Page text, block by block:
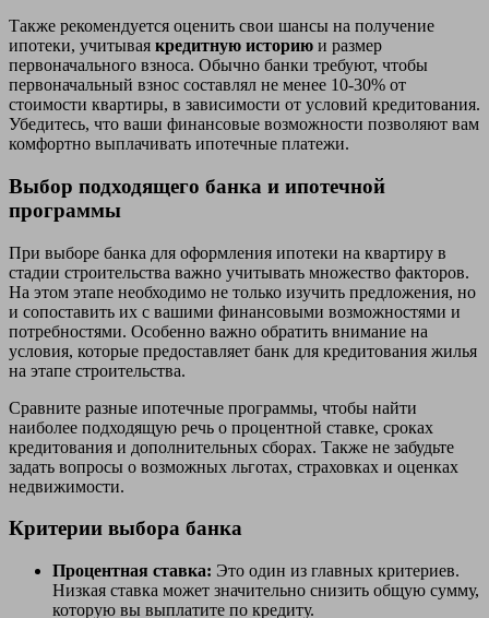
Также рекомендуется оценить свои шансы на получение
ипотеки, учитывая кредитную историю и размер
первоначального взноса. Обычно банки требуют, чтобы
первоначальный взнос составлял не менее 10-30% от
стоимости квартиры, в зависимости от условий кредитования.
Убедитесь, что ваши финансовые возможности позволяют вам
комфортно выплачивать ипотечные платежи.
Выбор подходящего банка и ипотечной
программы
При выборе банка для оформления ипотеки на квартиру в
стадии строительства важно учитывать множество факторов.
На этом этапе необходимо не только изучить предложения, но
и сопоставить их с вашими финансовыми возможностями и
потребностями. Особенно важно обратить внимание на
условия, которые предоставляет банк для кредитования жилья
на этапе строительства.
Сравните разные ипотечные программы, чтобы найти
наиболее подходящую речь о процентной ставке, сроках
кредитования и дополнительных сборах. Также не забудьте
задать вопросы о возможных льготах, страховках и оценках
недвижимости.
Критерии выбора банка
Процентная ставка: Это один из главных критериев.
Низкая ставка может значительно снизить общую сумму,
которую вы выплатите по кредиту.